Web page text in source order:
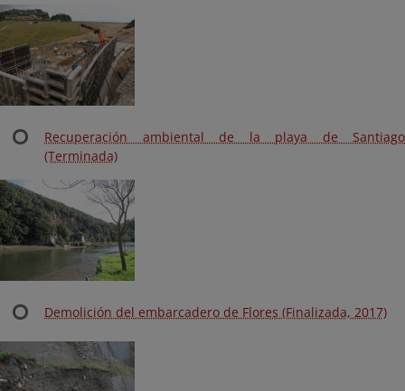
Recuperación ambiental de la playa de Santiago
(Terminada)
Demolición del embarcadero de Flores (Finalizada, 2017)